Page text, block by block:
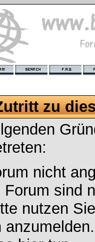
zu
nicht
sind
nutzen